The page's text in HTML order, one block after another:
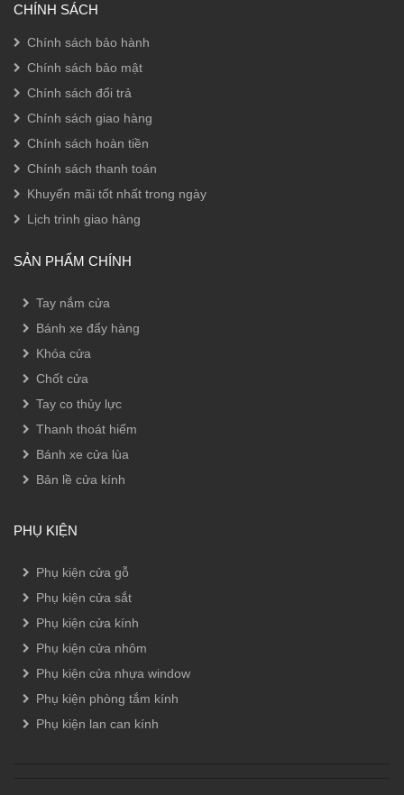
CHÍNH SÁCH
Chính sách bảo hành
Chính sách bảo mật
Chính sách đổi trả
Chính sách giao hàng
Chính sách hoàn tiền
Chính sách thanh toán
Khuyến mãi tốt nhất trong ngày
Lịch trình giao hàng
SẢN PHẨM CHÍNH
Tay nắm cửa
Bánh xe đẩy hàng
Khóa cửa
Chốt cửa
Tay co thủy lực
Thanh thoát hiểm
Bánh xe cửa lùa
Bản lề cửa kính
PHỤ KIỆN
Phụ kiện cửa gỗ
Phụ kiện cửa sắt
Phụ kiện cửa kính
Phụ kiện cửa nhôm
Phụ kiện cửa nhựa window
Phụ kiện phòng tắm kính
Phụ kiện lan can kính